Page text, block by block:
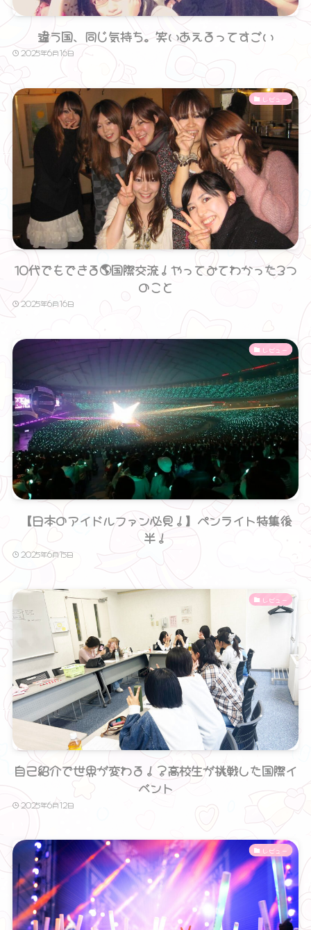
違う国、同じ気持ち。笑いあえるってすごい
2025年6月16日
レビュー
10代でもできる🌎国際交流！やってみてわかった3つ
のこと
2025年6月16日
レビュー
【日本のアイドルファン必見！】ペンライト特集後
半！
2025年6月15日
レビュー
自己紹介で世界が変わる！？高校生が挑戦した国際イ
ベント
2025年6月12日
レビュー